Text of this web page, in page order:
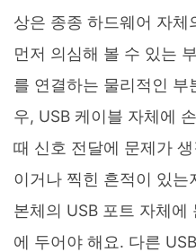
상은 종종 하드웨어 자
먼저 의심해 볼 수 있는
를 연결하는 물리적인 부
우, USB 케이블 자체에
때 신호 전달에 문제가
이거나 찍힌 흔적이 있는
본체의 USB 포트 자체
에 두어야 해요. 다른